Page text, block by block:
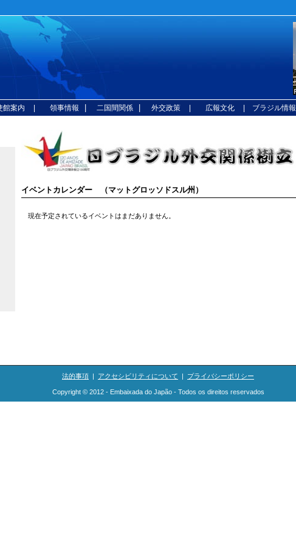
案内 | 領事情報 二国間関係 外交政策 | 広報文化 | ブラジル情報
イベントカレンダー （マットグロッソドスル州）
現在予定されているイベントはまだありません。
法的事項 | アクセシビリティについて | プライバシーポリシー
Copyright © 2012 - Embaixada do Japão - Todos os direitos reservados